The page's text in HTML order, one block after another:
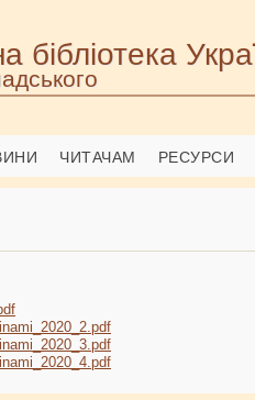
бібліотека
ЧИТАЧАМ РЕСУРСИ